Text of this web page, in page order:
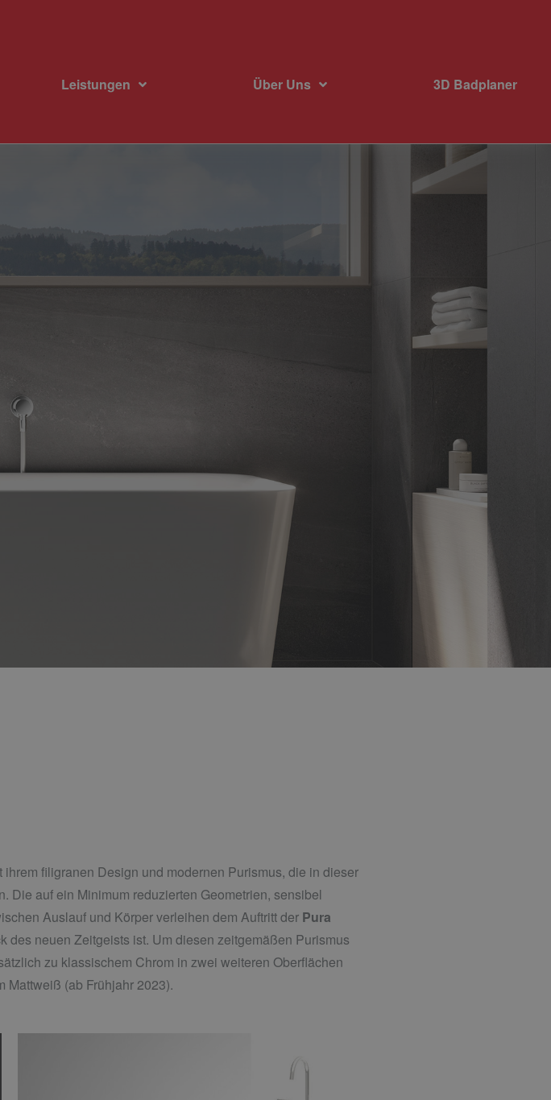
Leistungen Über Uns 3D Badplaner
ihrem filigranen Design und modernen Purismus, die in dieser
Die auf ein Minimum reduzierten Geometrien, sensibel
Auslauf und Körper verleihen dem Auftritt der Pura
neuen Zeitgeists ist. Um diesen zeitgemäßen Purismus
zu klassischem Chrom in zwei weiteren Oberflächen
Mattweiß (ab Frühjahr 2023).